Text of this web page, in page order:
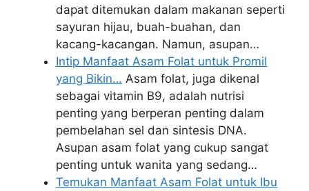
dapat ditemukan dalam makanan seperti
sayuran hijau, buah-buahan, dan
kacang-kacangan. Namun, asupan…
Intip Manfaat Asam Folat untuk Promil
yang Bikin… Asam folat, juga dikenal
sebagai vitamin B9, adalah nutrisi
penting yang berperan penting dalam
pembelahan sel dan sintesis DNA.
Asupan asam folat yang cukup sangat
penting untuk wanita yang sedang…
Temukan Manfaat Asam Folat untuk Ibu